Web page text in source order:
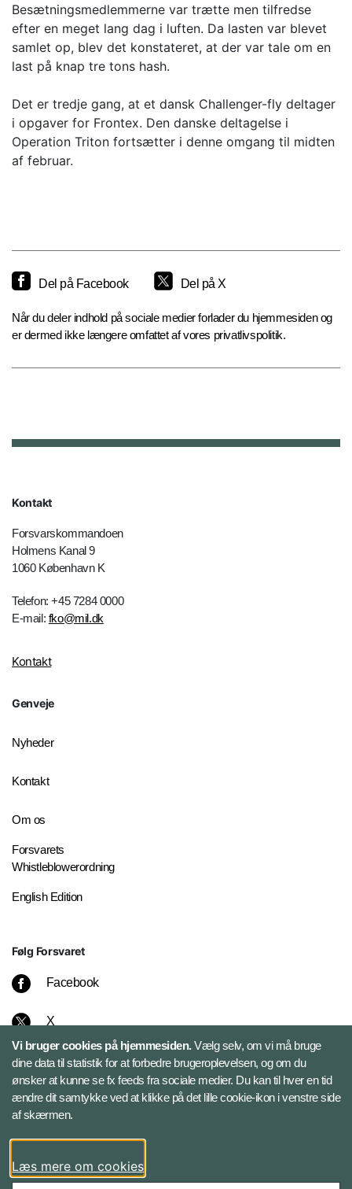
Besætningsmedlemmerne var trætte men tilfredse
efter en meget lang dag i luften. Da lasten var blevet
samlet op, blev det konstateret, at der var tale om en
last på knap tre tons hash.
Det er tredje gang, at et dansk Challenger-fly deltager
i opgaver for Frontex. Den danske deltagelse i
Operation Triton fortsætter i denne omgang til midten
af februar.
Del på Facebook Del på X
Når du deler indhold på sociale medier forlader du hjemmesiden og
er dermed ikke længere omfattet af vores privatlivspolitik.
Kontakt
Forsvarskommandoen
Holmens Kanal 9
1060 København K
Telefon: +45 7284 0000
E-mail: fko@mil.dk
Kontakt
Genveje
Nyheder
Kontakt
Om os
Forsvarets
Whistleblowerordning
English Edition
Følg Forsvaret
Facebook
X
Instagram
Bluesky
LinkedIn
Vi bruger cookies på hjemmesiden.Vælg selv, om vi må bruge
dine data til statistik for at forbedre brugeroplevelsen, og om du
ønsker at kunne se fx feeds fra sociale medier. Du kan til hver en tid
ændre dit samtykke ved at klikke på det lille cookie-ikon i venstre side
af skærmen.
Læs mere om cookies